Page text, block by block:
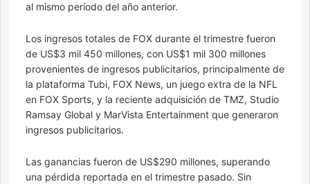
al mismo período del año anterior.
Los ingresos totales de FOX durante el trimestre fueron
de US$3 mil 450 millones, con US$1 mil 300 millones
provenientes de ingresos publicitarios, principalmente de
la plataforma Tubi, FOX News, un juego extra de la NFL
en FOX Sports, y la reciente adquisición de TMZ, Studio
Ramsay Global y MarVista Entertainment que generaron
ingresos publicitarios.
Las ganancias fueron de US$290 millones, superando
una pérdida reportada en el trimestre pasado. Sin